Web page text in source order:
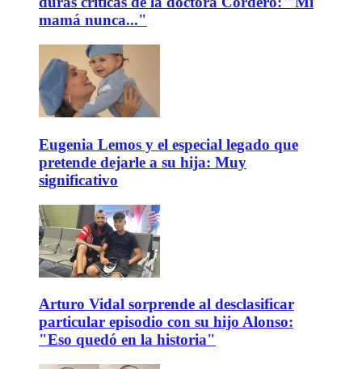
mamá nunca..."
Eugenia Lemos y el especial legado que
pretende dejarle a su hija: Muy
significativo
Arturo Vidal sorprende al desclasificar
particular episodio con su hijo Alonso:
"Eso quedó en la historia"